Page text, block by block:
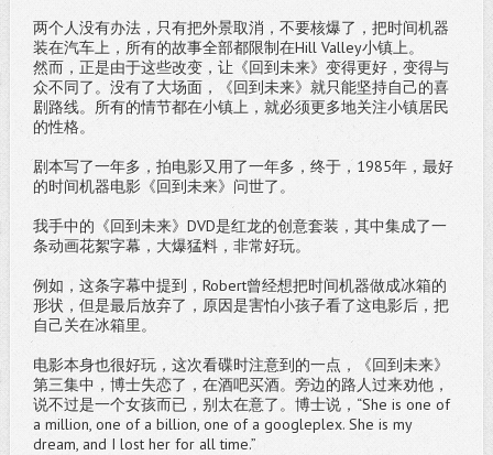
两个人没有办法，只有把外景取消，不要核爆了，把时间机器
装在汽车上，所有的故事全部都限制在Hill Valley小镇上。
然而，正是由于这些改变，让《回到未来》变得更好，变得与
众不同了。没有了大场面，《回到未来》就只能坚持自己的喜
剧路线。所有的情节都在小镇上，就必须更多地关注小镇居民
的性格。
剧本写了一年多，拍电影又用了一年多，终于，1985年，最好
的时间机器电影《回到未来》问世了。
我手中的《回到未来》DVD是红龙的创意套装，其中集成了一
条动画花絮字幕，大爆猛料，非常好玩。
例如，这条字幕中提到，Robert曾经想把时间机器做成冰箱的
形状，但是最后放弃了，原因是害怕小孩子看了这电影后，把
自己关在冰箱里。
电影本身也很好玩，这次看碟时注意到的一点，《回到未来》
第三集中，博士失恋了，在酒吧买酒。旁边的路人过来劝他，
说不过是一个女孩而已，别太在意了。博士说，“She is one of
a million, one of a billion, one of a googleplex. She is my
dream, and I lost her for all time.”